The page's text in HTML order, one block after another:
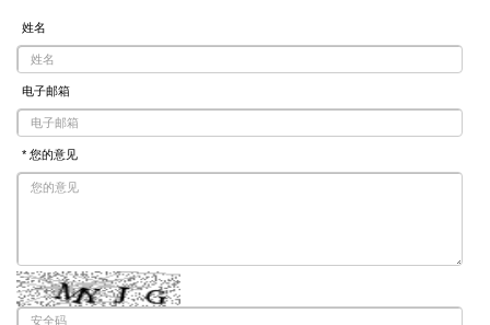
姓名
电子邮箱
* 您的意见